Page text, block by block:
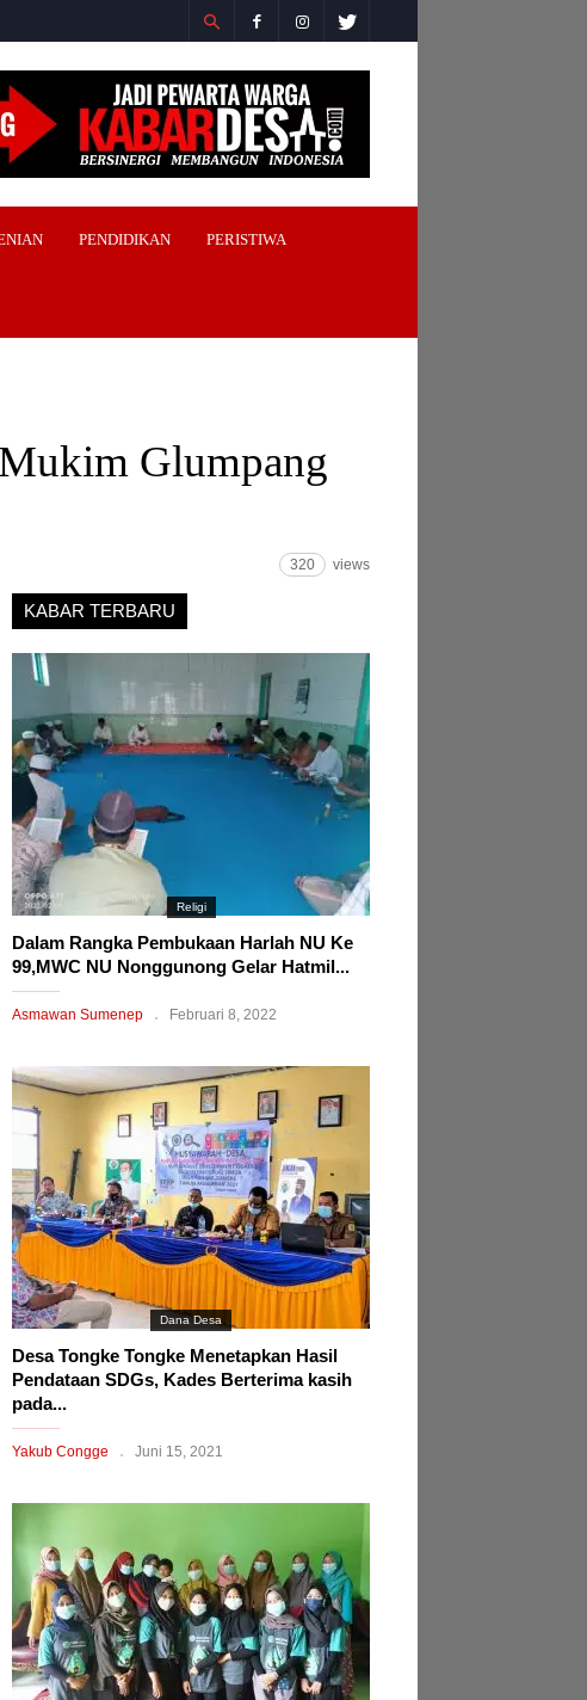
PENDIDIKAN PERISTIWA
Glumpang
320 views
KABAR TERBARU
Religi
Dalam Rangka Pembukaan Harlah NU Ke
99,MWC NU Nonggunong Gelar Hatmil...
Asmawan Sumenep Februari 8, 2022
Dana Desa
Desa Tongke Tongke Menetapkan Hasil
Pendataan SDGs, Kades Berterima kasih
pada...
Yakub Congge Juni 15, 2021